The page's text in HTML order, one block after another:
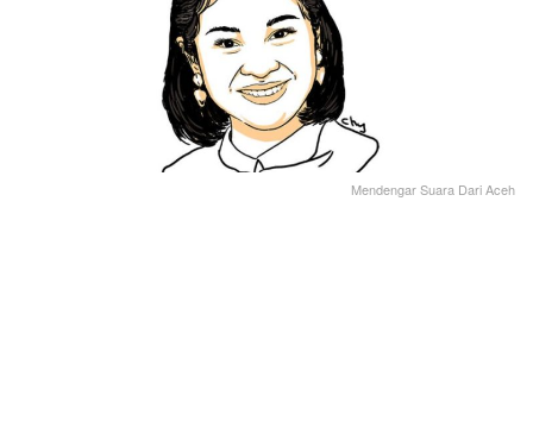
Mendengar Suara Dari Aceh